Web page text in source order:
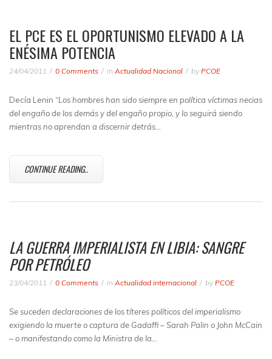
EL PCE ES EL OPORTUNISMO ELEVADO A LA
ENÉSIMA POTENCIA
24/04/2011 0 Comments in Actualidad Nacional by PCOE
Decía Lenin “Los hombres han sido siempre en política víctimas necias
del engaño de los demás y del engaño propio, y lo seguirá siendo
mientras no aprendan a discernir detrás…
CONTINUE READING..
LA GUERRA IMPERIALISTA EN LIBIA: SANGRE
POR PETRÓLEO
23/04/2011 0 Comments in Actualidad internacional by PCOE
Se suceden declaraciones de los títeres políticos del imperialismo
exigiendo la muerte o captura de Gadaffi – Sarah Palin o John McCain
– o manifestando como la Ministra de la…